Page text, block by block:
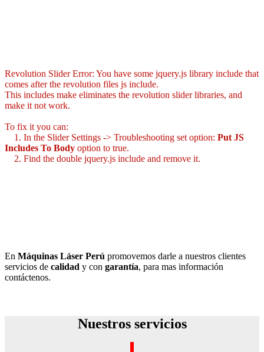
Revolution Slider Error: You have some jquery.js library include that
comes after the revolution files js include.
This includes make eliminates the revolution slider libraries, and
make it not work.
To fix it you can:
1. In the Slider Settings -> Troubleshooting set option: Put JS
Includes To Body option to true.
2. Find the double jquery.js include and remove it.
En Máquinas Láser Perú promovemos darle a nuestros clientes
servicios de calidad y con garantía, para mas información
contáctenos.
Nuestros servicios